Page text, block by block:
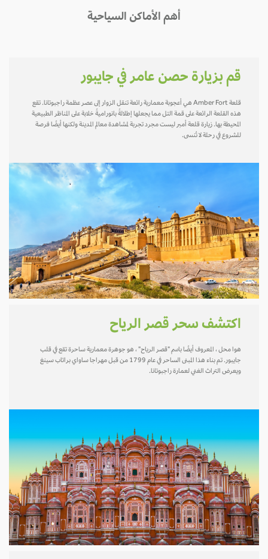
أهم الأماكن السياحية
قم بزيارة حصن عامر في جايبور
قلعة Amber Fort هي أعجوبة معمارية رائعة تنقل الزوار إلى عصر عظمة راجبوتانا. تقع
هذه القلعة الرائعة على قمة التل مما يجعلها إطلالةً بانوراميةً خلابة على المناظر الطبيعية
المحيطة بها. زيارة قلعة أمبر ليست مجرد تجربة لمشاهدة معالم المدينة ولكنها أيضًا فرصة
للشروع في رحلة لا تُنسى.
اكتشف سحر قصر الرياح
هوا محل ، المعروف أيضًا باسم "قصر الرياح" ، هو جوهرة معمارية ساحرة تقع في قلب
جايبور. تم بناء هذا المبنى الساحر في عام 1799 من قبل مهراجا ساواي براتاب سينغ
ويعرض التراث الغني لعمارة راجبوتانا.